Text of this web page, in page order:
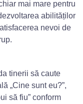
mai mare pentru
abilităților
nevoi de
tinerii să caute
„Cine sunt eu?”,
să fiu” conform